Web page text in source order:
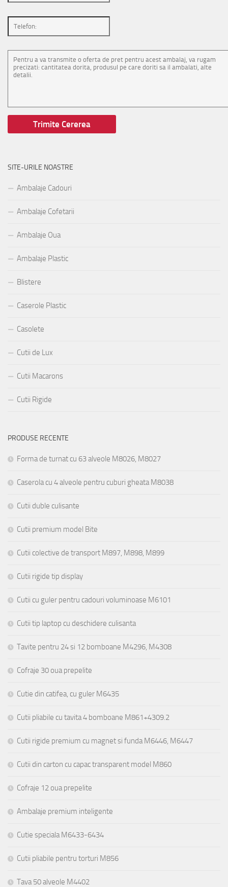
SITE-URILE NOASTRE
Ambalaje Cadouri
Ambalaje Cofetarii
Ambalaje Oua
Ambalaje Plastic
Blistere
Caserole Plastic
Casolete
Cutii de Lux
Cutii Macarons
Cutii Rigide
PRODUSE RECENTE
Forma de turnat cu 63 alveole M8026, M8027
Caserola cu 4 alveole pentru cuburi gheata M8038
Cutii duble culisante
Cutii premium model Bite
Cutii colective de transport M897, M898, M899
Cutii rigide tip display
Cutii cu guler pentru cadouri voluminoase M6101
Cutii tip laptop cu deschidere culisanta
Tavite pentru 24 si 12 bomboane M4296, M4308
Cofraje 30 oua prepelite
Cutie din catifea, cu guler M6435
Cutii pliabile cu tavita 4 bomboane M861+4309.2
Cutii rigide premium cu magnet si funda M6446, M6447
Cutii din carton cu capac transparent model M860
Cofraje 12 oua prepelite
Ambalaje premium inteligente
Cutie speciala M6433-6434
Cutii pliabile pentru torturi M856
Tava 50 alveole M4402